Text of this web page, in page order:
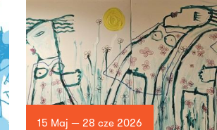
15 Maj — 28 cze 2026